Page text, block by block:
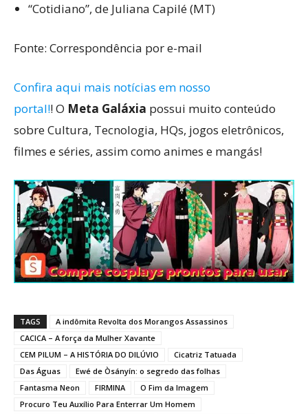
“Cotidiano”, de Juliana Capilé (MT)
Fonte: Correspondência por e-mail
Confira aqui mais notícias em nosso
portal!! O Meta Galáxia possui muito conteúdo
sobre Cultura, Tecnologia, HQs, jogos eletrônicos,
filmes e séries, assim como animes e mangás!
TAGS
A indômita Revolta dos Morangos Assassinos
CACICA – A força da Mulher Xavante
CEM PILUM – A HISTÓRIA DO DILÚVIO
Cicatriz Tatuada
Das Águas
Ewé de Òsányín: o segredo das folhas
Fantasma Neon
FIRMINA
O Fim da Imagem
Procuro Teu Auxílio Para Enterrar Um Homem